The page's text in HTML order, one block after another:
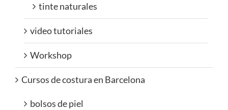
tinte naturales
video tutoriales
Workshop
Cursos de costura en Barcelona
bolsos de piel